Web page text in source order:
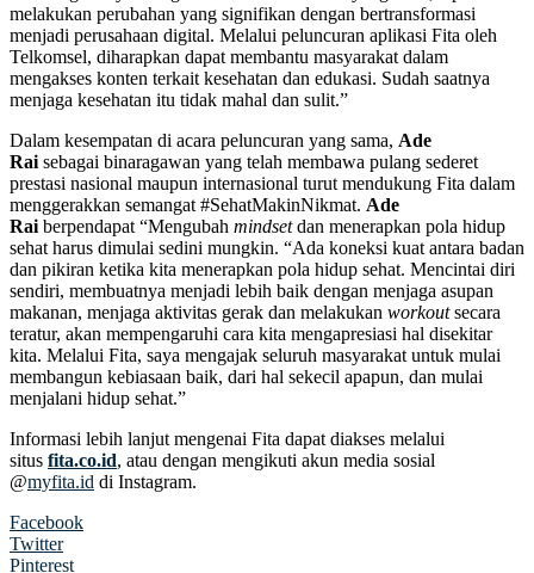
melakukan perubahan yang signifikan dengan bertransformasi
menjadi perusahaan digital. Melalui peluncuran aplikasi Fita oleh
Telkomsel, diharapkan dapat membantu masyarakat dalam
mengakses konten terkait kesehatan dan edukasi. Sudah saatnya
menjaga kesehatan itu tidak mahal dan sulit.”
Dalam kesempatan di acara peluncuran yang sama, Ade
Rai sebagai binaragawan yang telah membawa pulang sederet
prestasi nasional maupun internasional turut mendukung Fita dalam
menggerakkan semangat #SehatMakinNikmat. Ade
Rai berpendapat “Mengubah mindsetdan menerapkan pola hidup
sehat harus dimulai sedini mungkin. “Ada koneksi kuat antara badan
dan pikiran ketika kita menerapkan pola hidup sehat. Mencintai diri
sendiri, membuatnya menjadi lebih baik dengan menjaga asupan
makanan, menjaga aktivitas gerak dan melakukan workoutsecara
teratur, akan mempengaruhi cara kita mengapresiasi hal disekitar
kita. Melalui Fita, saya mengajak seluruh masyarakat untuk mulai
membangun kebiasaan baik, dari hal sekecil apapun, dan mulai
menjalani hidup sehat.”
Informasi lebih lanjut mengenai Fita dapat diakses melalui
situs fita.co.id, atau dengan mengikuti akun media sosial
@myfita.id di Instagram.
Facebook
Twitter
Pinterest